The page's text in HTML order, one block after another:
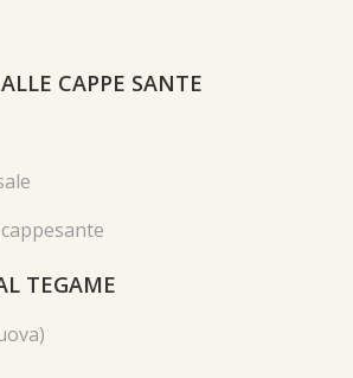
CAPPE SANTE
TEGAME